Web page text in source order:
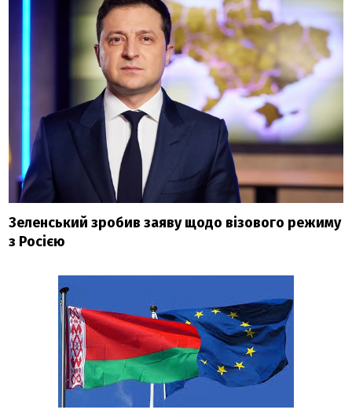
Зеленський зробив заяву щодо візового режиму
з Росією